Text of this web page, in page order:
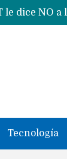
Tecnología